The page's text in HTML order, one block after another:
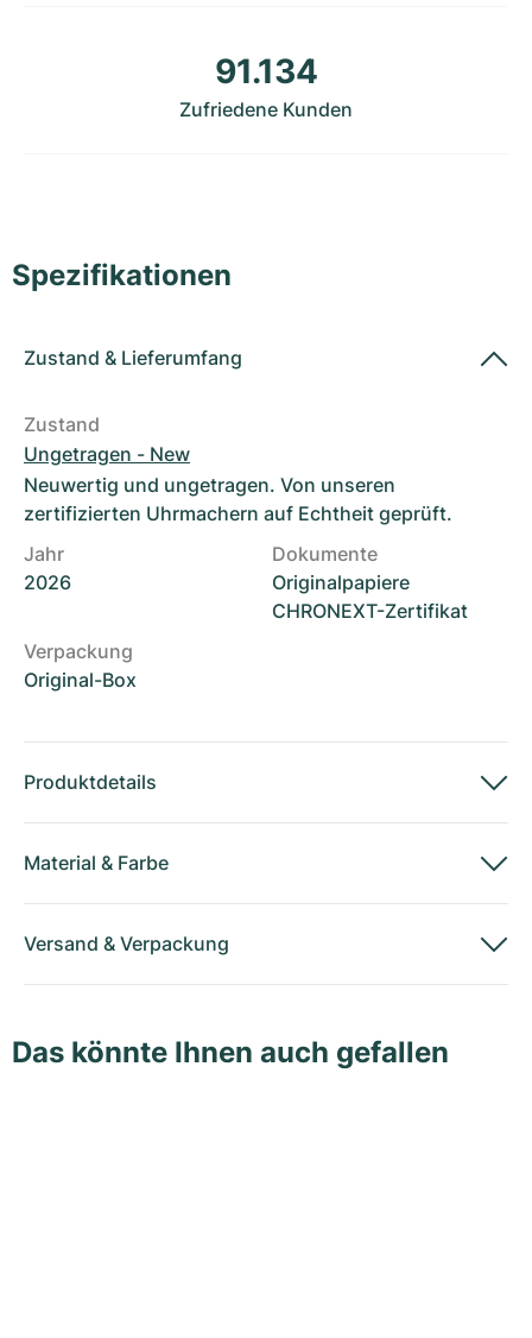
91.134
Zufriedene Kunden
Spezifikationen
Zustand & Lieferumfang
Zustand
Ungetragen - New
Neuwertig und ungetragen. Von unseren
zertifizierten Uhrmachern auf Echtheit geprüft.
Jahr
2026
Dokumente
Originalpapiere
CHRONEXT-Zertifikat
Verpackung
Original-Box
Produktdetails
Material & Farbe
Versand & Verpackung
Das könnte Ihnen auch gefallen